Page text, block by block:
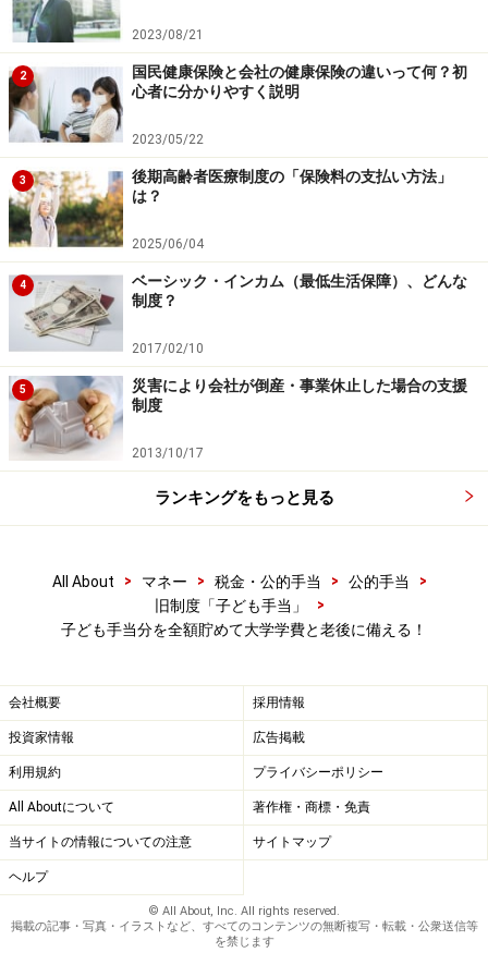
2023/08/21
2
国民健康保険と会社の健康保険の違いって何？初
心者に分かりやすく説明
2023/05/22
3
後期高齢者医療制度の「保険料の支払い方法」
は？
2025/06/04
4
ベーシック・インカム（最低生活保障）、どんな
制度？
2017/02/10
5
災害により会社が倒産・事業休止した場合の支援
制度
2013/10/17
ランキングをもっと見る
All About > マネー > 税金・公的手当 > 公的手当
>
旧制度「子ども手当」
>
子ども手当分を全額貯めて大学学費と老後に備える！
会社概要 採用情報
投資家情報 広告掲載
利用規約 プライバシーポリシー
All Aboutについて 著作権・商標・免責
当サイトの情報についての注意 サイトマップ
ヘルプ
© All About, Inc. All rights reserved.
掲載の記事・写真・イラストなど、すべてのコンテンツの無断複写・転載・公衆送信等
を禁じます